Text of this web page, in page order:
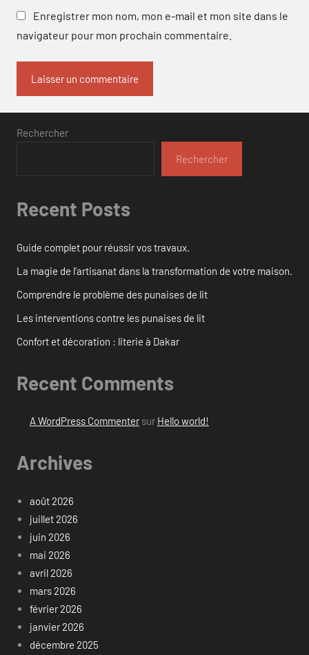
Enregistrer mon nom, mon e-mail et mon site dans le
navigateur pour mon prochain commentaire.
Rechercher
Rechercher
Recent Posts
Guide complet pour réussir vos travaux.
La magie de l’artisanat dans la transformation de votre maison.
Comprendre le problème des punaises de lit
Les interventions contre les punaises de lit
Confort et décoration : literie à Dakar
Recent Comments
A WordPress Commentersur Hello world!
Archives
août 2026
juillet 2026
juin 2026
mai 2026
avril 2026
mars 2026
février 2026
janvier 2026
décembre 2025